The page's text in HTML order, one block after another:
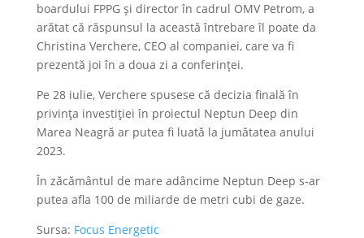
boardului FPPG şi director în cadrul OMV Petrom, a
arătat că răspunsul la această întrebare îl poate da
Christina Verchere, CEO al companiei, care va fi
prezentă joi în a doua zi a conferinţei.
Pe 28 iulie, Verchere spusese că decizia finală în
privinţa investiţiei în proiectul Neptun Deep din
Marea Neagră ar putea fi luată la jumătatea anului
2023.
În zăcământul de mare adâncime Neptun Deep s-ar
putea afla 100 de miliarde de metri cubi de gaze.
Sursa: Focus Energetic